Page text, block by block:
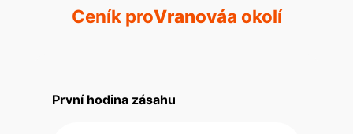
Ceník proVranováa okolí
První hodina zásahu